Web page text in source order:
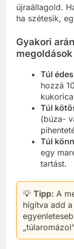
újraállagold.
ha szétesik,
Gyakori
megoldások
Túl
hozzá
Túl
(búza-
Túl
egy
tartást.
💡 Tipp: A
hígítva add